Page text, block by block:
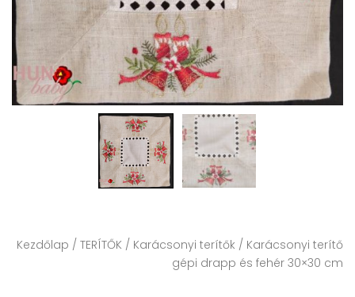
Kezdőlap / TERÍTŐK / Karácsonyi terítők / Karácsonyi terítő
gépi drapp és fehér 30×30 cm